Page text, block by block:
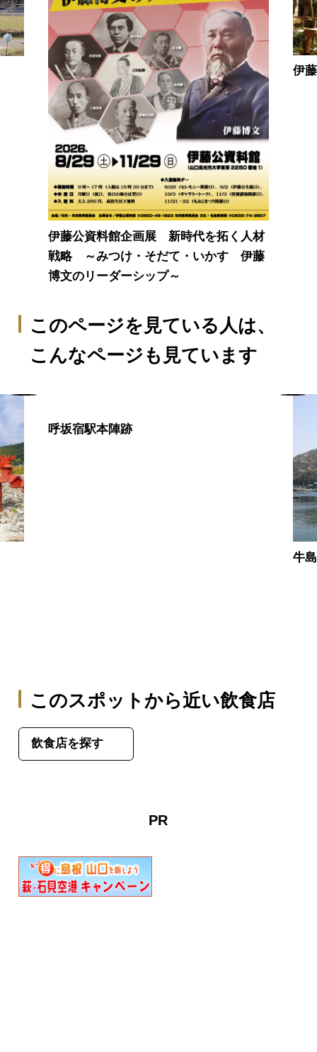
伊藤公資料館企画展 新時代を拓く人材
戦略 ～みつけ・そだて・いかす 伊藤
博文のリーダーシップ～
伊
このページを見ている人は、
こんなページも見ています
呼坂宿駅本陣跡
牛島
このスポットから近い飲食店
飲食店を探す
PR